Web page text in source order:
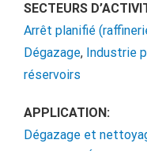
SECTEURS
Arrêt planifié
Dégazage, Industrie
réservoirs
APPLICATION:
Dégazage et